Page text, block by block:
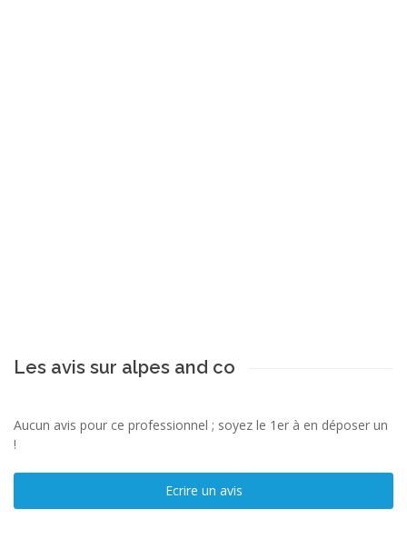
Les avis sur alpes and co
Aucun avis pour ce professionnel ; soyez le 1er à en déposer un
!
Ecrire un avis